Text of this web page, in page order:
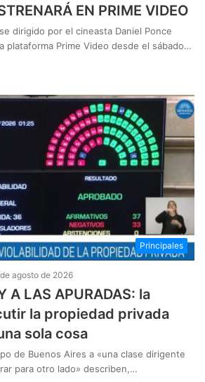
EN PRIME VIDEO
dirigido por el cineasta Daniel Ponce
plataforma Prime Video desde el sábado…
Principales
agosto de 2026
A LAS APURADAS: la
la propiedad privada
sola cosa
de Buenos Aires a «una clase dirigente
para otro lado» describen,…